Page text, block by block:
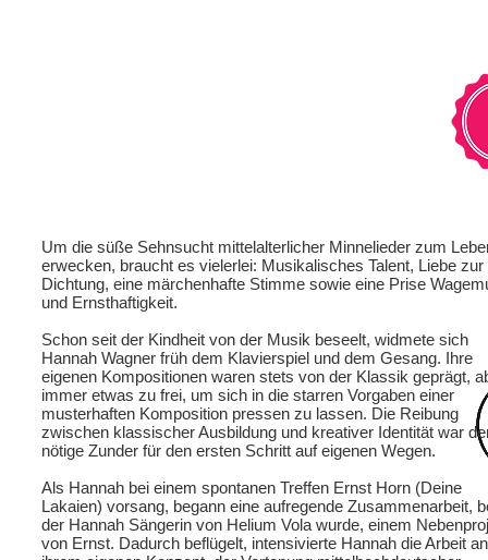
Um die süße Sehnsucht mittelalterlicher Minnelieder zum
erwecken, braucht es vielerlei: Musikalisches Talent, Liebe zur
Dichtung, eine märchenhafte Stimme sowie eine Prise
und Ernsthaftigkeit.
Schon seit der Kindheit von der Musik beseelt, widmete sich
Hannah Wagner früh dem Klavierspiel und dem Gesang. Ihre
eigenen Kompositionen waren stets von der Klassik geprägt,
immer etwas zu frei, um sich in die starren Vorgaben einer
musterhaften Komposition pressen zu lassen. Die Reibung
zwischen klassischer Ausbildung und kreativer Identität war
nötige Zunder für den ersten Schritt auf eigenen Wegen.
Als Hannah bei einem spontanen Treffen Ernst Horn (Deine
Lakaien) vorsang, begann eine aufregende Zusammenarbeit,
der Hannah Sängerin von Helium Vola wurde, einem
von Ernst. Dadurch beflügelt, intensivierte Hannah die Arbeit an